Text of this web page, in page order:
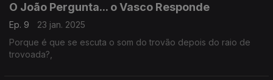
O João Pergunta... o Vasco Responde
Ep. 9
23 jan. 2025
Porque é que se escuta o som do trovão depois do raio de
trovoada?,